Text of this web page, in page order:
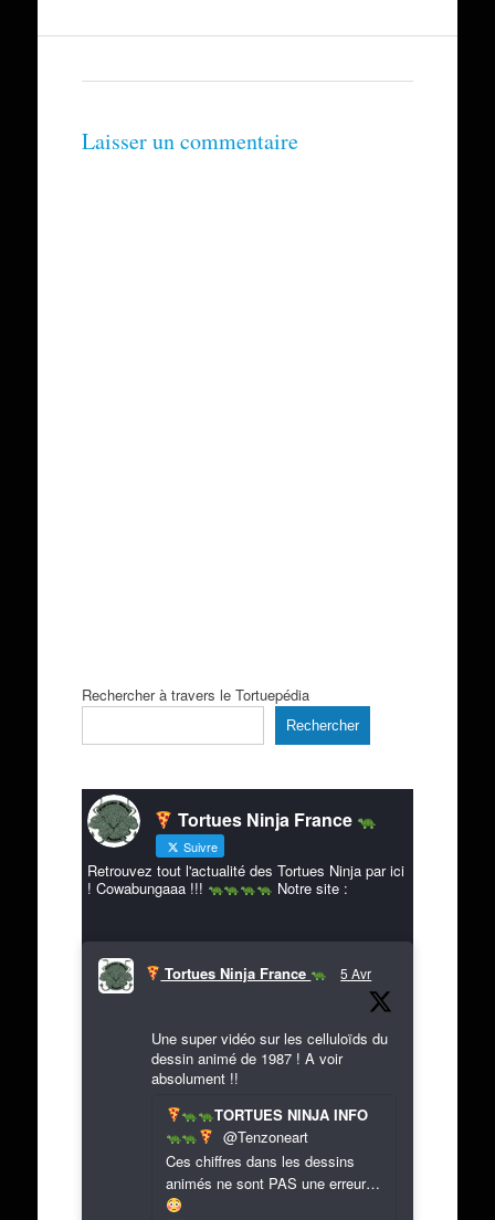
Laisser un commentaire
Rechercher à travers le Tortuepédia
Rechercher
Tortues Ninja France
Suivre
Retrouvez tout l'actualité des Tortues Ninja par ici
! Cowabungaaa !!!
Notre site :
Tortues Ninja France 5 Avr
Une super vidéo sur les celluloïds du
dessin animé de 1987 ! A voir
absolument !!
TORTUES NINJA INFO
@Tenzoneart
Ces chiffres dans les dessins
animés ne sont PAS une erreur…